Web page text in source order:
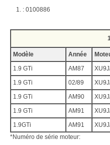
: 0100886
Modèle Année
1.9 GTi
AM87
1.9 GTi
02/89
1.9 GTi
AM90
1.9 GTi
AM91
1.9GTi
AM91
*Numéro de série moteur: